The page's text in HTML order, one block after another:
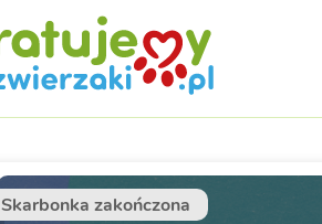
Skarbonka zakończona